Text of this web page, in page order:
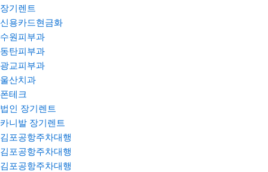
장기렌트
신용카드현금화
수원피부과
동탄피부과
광교피부과
울산치과
폰테크
법인 장기렌트
카니발 장기렌트
김포공항주차대행
김포공항주차대행
김포공항주차대행